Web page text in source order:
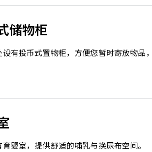
储物柜
设有投币式置物柜，方便您暂时寄放物品
婴室，提供舒适的哺乳与换尿布空间。